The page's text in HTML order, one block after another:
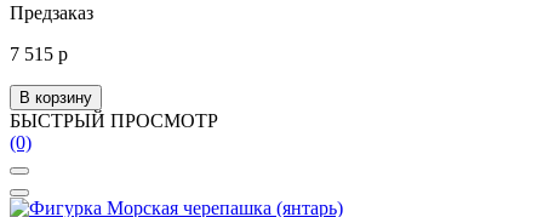
Предзаказ
7 515 р
В корзину
БЫСТРЫЙ ПРОСМОТР
(0)